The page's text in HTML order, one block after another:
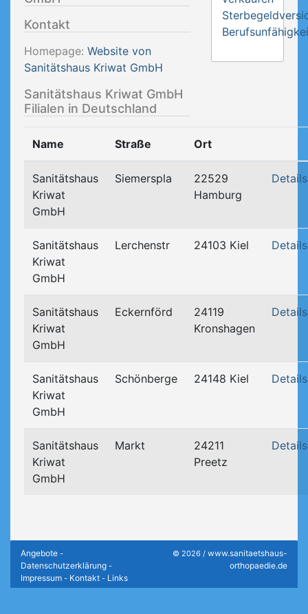
Kontakt
Homepage: Website von
Sanitätshaus Kriwat GmbH
Sanitätshaus Kriwat GmbH
Filialen in Deutschland
Name Straße Ort
Sanitätshaus
Kriwat
GmbH
Siemerspla
22529
Hamburg
Details
Sanitätshaus
Kriwat
GmbH
Lerchenstr 24103 Kiel Details
Sanitätshaus
Kriwat
GmbH
Eckernförd
24119
Kronshagen
Details
Sanitätshaus
Kriwat
GmbH
Schönberge 24148 Kiel Details
Sanitätshaus
Kriwat
GmbH
Markt
24211
Preetz
Details
Angebote -
Datenschutzerklärung -
Impressum - Kontakt - Links
© 2026 / www.sanitaetshaus-
orthopaedie.de